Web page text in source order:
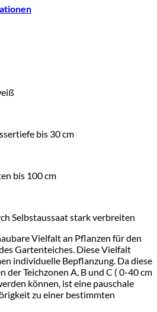
bis 30 cm
bis 100 cm
Selbstaussaat stark verbreiten
Vielfalt an Pflanzen für den
Gartenteiches. Diese Vielfalt
individuelle Bepflanzung. Da diese
der Teichzonen A, B und C ( 0-40 cm
können, ist eine pauschale
zu einer bestimmten